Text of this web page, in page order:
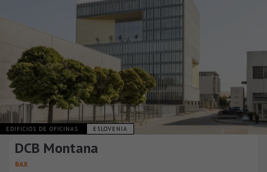
EDIFICIOS DE OFICINAS ESLOVENIA
DCB Montana
BAX